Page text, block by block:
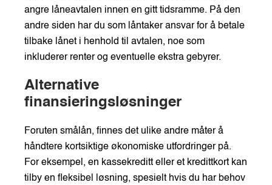
angre låneavtalen innen en gitt tidsramme. På den
andre siden har du som låntaker ansvar for å betale
tilbake lånet i henhold til avtalen, noe som
inkluderer renter og eventuelle ekstra gebyrer.
Alternative
finansieringsløsninger
Foruten smålån, finnes det ulike andre måter å
håndtere kortsiktige økonomiske utfordringer på.
For eksempel, en kassekreditt eller et kredittkort kan
tilby en fleksibel løsning, spesielt hvis du har behov